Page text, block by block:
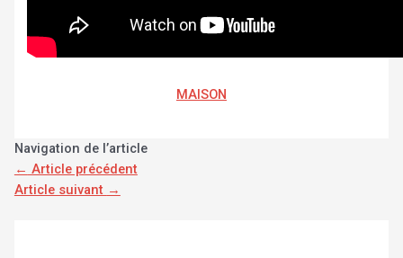
MAISON
Navigation de l’article
← Article précédent
Article suivant →